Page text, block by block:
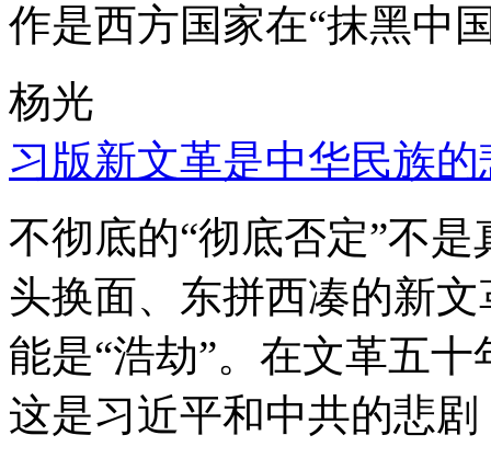
作是西方国家在“抹黑中
杨光
习版新文革是中华民族的
不彻底的“彻底否定”不
头换面、东拼西凑的新
能是“浩劫”。在文革五
这是习近平和中共的悲